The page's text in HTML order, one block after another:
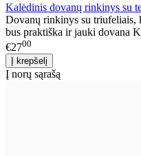
Kalėdinis dovanų rinkinys su
Dovanų rinkinys su triufeliais,
bus praktiška ir jauki dovana
€2700
Į norų sąrašą